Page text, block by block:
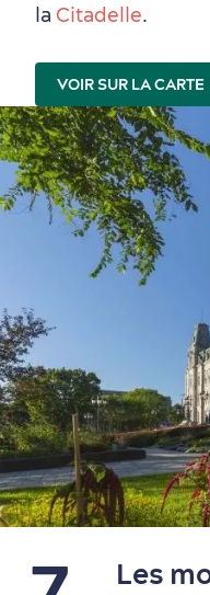
Magasinage
la Citadelle.
VOIR SUR LA CARTE
Les